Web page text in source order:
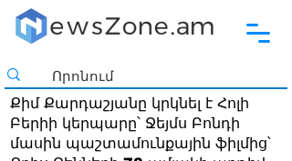
Քիմ Քարդաշյանը կրկնել է Հոլի
Բերիի կերպարը՝ Ջեյմս Բոնդի
մասին պաշտամունքային ֆիլմից՝